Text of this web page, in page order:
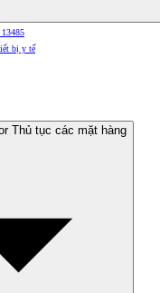
bị y tế
Thủ tục các mặt hàng